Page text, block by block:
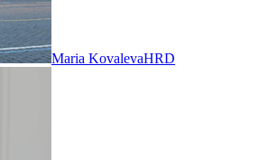
Maria KovalevaHRD